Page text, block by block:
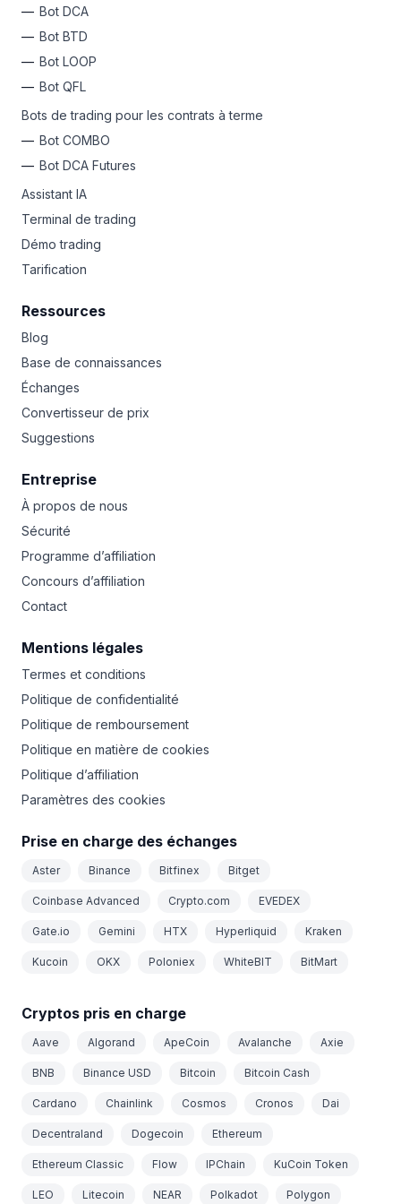
Bot DCA
Bot BTD
Bot LOOP
Bot QFL
Bots de trading pour les contrats à terme
Bot COMBO
Bot DCA Futures
Assistant IA
Terminal de trading
Démo trading
Tarification
Ressources
Blog
Base de connaissances
Échanges
Convertisseur de prix
Suggestions
Entreprise
À propos de nous
Sécurité
Programme d’affiliation
Concours d’affiliation
Contact
Mentions légales
Termes et conditions
Politique de confidentialité
Politique de remboursement
Politique en matière de cookies
Politique d’affiliation
Paramètres des cookies
Prise en charge des échanges
Aster Binance Bitfinex Bitget
Coinbase Advanced Crypto.com EVEDEX
Gate.io Gemini HTX Hyperliquid Kraken
Kucoin OKX Poloniex WhiteBIT BitMart
Cryptos pris en charge
Aave Algorand ApeCoin Avalanche Axie
BNB Binance USD Bitcoin Bitcoin Cash
Cardano Chainlink Cosmos Cronos Dai
Decentraland Dogecoin Ethereum
Ethereum Classic Flow IPChain KuCoin Token
LEO Litecoin NEAR Polkadot Polygon